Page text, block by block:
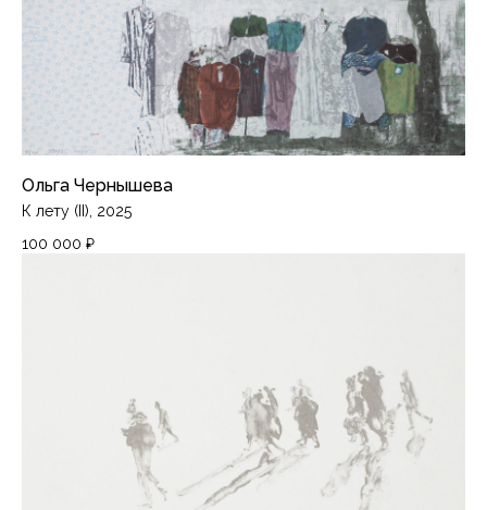
Ольга Чернышева
К лету (II), 2025
100 000 ₽
PiranesiLAB © 2026
Разработка сайта